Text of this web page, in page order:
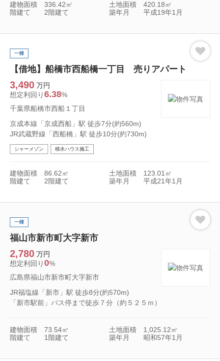
建物面積 336.42㎡ 土地面積
420.18㎡
階建て
2階建て 築年月 平成19年1月
【借地】船橋市西船橋一丁目 売りアパート
一棟
3,490 万円
想定利回り6.38%
千葉県船橋市西船１丁目
京成本線「京成西船」駅 徒歩7分(約560m)
JR武蔵野線「西船橋」駅 徒歩10分(約730m)
シャーメゾン 積水ハウス施工
建物面積 86.62㎡ 土地面積
123.01㎡
階建て
2階建て 築年月 平成21年1月
福山市新市町大字新市
一棟
2,780 万円
想定利回り0%
広島県福山市新市町大字新市
JR福塩線「新市」駅 徒歩8分(約570m)
「新市駅前」バス停まで徒歩７分（約５２５ｍ）
建物面積 73.54㎡ 土地面積
1,025.12㎡
階建て
1階建て 築年月 昭和57年1月